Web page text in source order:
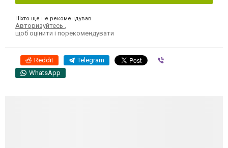
Ніхто ще не рекомендував
Авторизуйтесь ,
щоб оцінити і порекомендувати
Reddit Telegram
WhatsApp